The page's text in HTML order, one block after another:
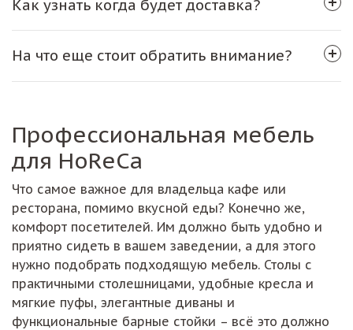
Как узнать когда будет доставка?
На что еще стоит обратить внимание?
Профессиональная мебель
для HoReCa
Что самое важное для владельца кафе или
ресторана, помимо вкусной еды? Конечно же,
комфорт посетителей. Им должно быть удобно и
приятно сидеть в вашем заведении, а для этого
нужно подобрать подходящую мебель. Столы с
практичными столешницами, удобные кресла и
мягкие пуфы, элегантные диваны и
функциональные барные стойки – всё это должно